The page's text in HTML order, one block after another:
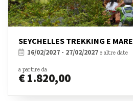
SEYCHELLES TREKKING E MARE
16/02/2027 - 27/02/2027e altre date
a partire da
€ 1.820,00